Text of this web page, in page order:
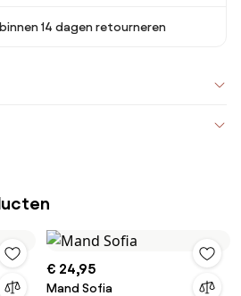
14 dagen retourneren
€ 24,95
Mand Sofia